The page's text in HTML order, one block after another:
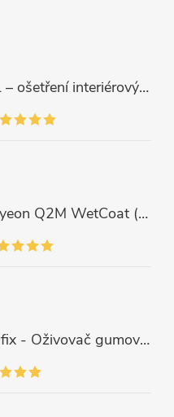
Koch Chemie Top Star 1 L – ošetření interiérových plastů, ochrana a matný vzhled
Rychloaplikační sealant Gyeon Q2M WetCoat (1 L)
Koch Chemie GUF Gummifix - Oživovač gumových koberců (1000ml)